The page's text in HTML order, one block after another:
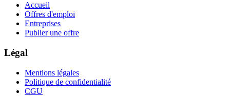
Accueil
Offres d'emploi
Entreprises
Publier une offre
Légal
Mentions légales
Politique de confidentialité
CGU